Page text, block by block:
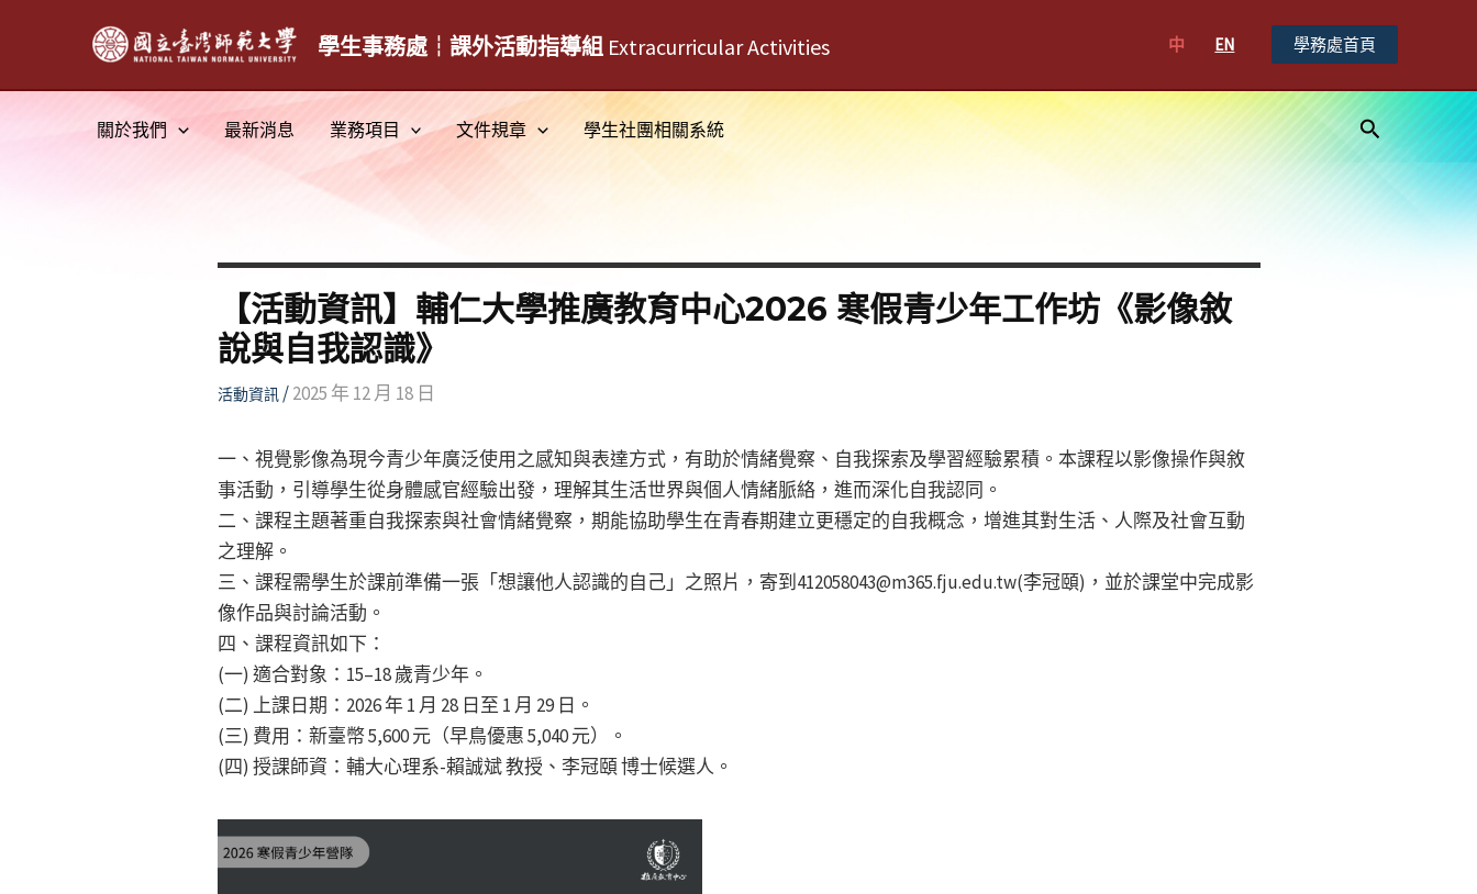
學生事務處┆課外活動指導組 Extracurricular Activities 中 EN 學務處首頁
關於我們 最新消息 業務項目 文件規章 學生社團相關系統
搜
尋
【活動資訊】輔仁大學推廣教育中心2026 寒假青少年工作坊《影像敘
說與自我認識》
活動資訊/2025 年 12 月 18 日
一、視覺影像為現今青少年廣泛使用之感知與表達方式，有助於情緒覺察、自我探索及學習經驗累積。本課程以影像操作與敘
事活動，引導學生從身體感官經驗出發，理解其生活世界與個人情緒脈絡，進而深化自我認同。
二、課程主題著重自我探索與社會情緒覺察，期能協助學生在青春期建立更穩定的自我概念，增進其對生活、人際及社會互動
之理解。
三、課程需學生於課前準備一張「想讓他人認識的自己」之照片，寄到412058043@m365.fju.edu.tw(李冠頤)，並於課堂中完成影
像作品與討論活動。
四、課程資訊如下：
(一) 適合對象：15–18 歲青少年。
(二) 上課日期：2026 年 1 月 28 日至 1 月 29 日。
(三) 費用：新臺幣 5,600 元（早鳥優惠 5,040 元）。
(四) 授課師資：輔大心理系-賴誠斌 教授、李冠頤 博士候選人。